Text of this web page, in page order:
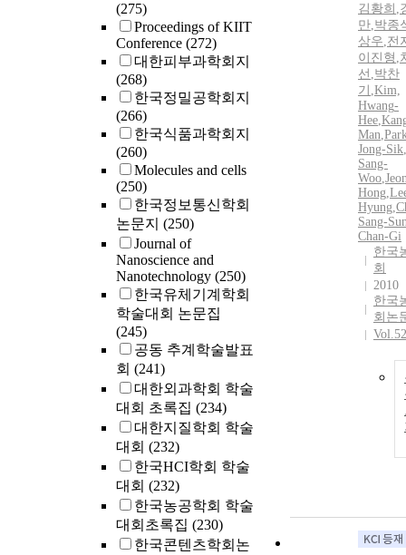
(275)
Proceedings of KIIT
Conference (272)
대한피부과학회지
(268)
한국정밀공학회지
(266)
한국식품과학회지
(260)
Molecules and cells
(250)
한국정보통신학회
논문지 (250)
Journal of
Nanoscience and
Nanotechnology (250)
한국유체기계학회
학술대회 논문집
(245)
공동 추계학술발표
회 (241)
대한외과학회 학술
대회 초록집 (234)
대한지질학회 학술
대회 (232)
한국HCI학회 학술
대회 (232)
한국농공학회 학술
대회초록집 (230)
한국콘텐츠학회논
김황희 ,
만,박종
상우,전
이진형 ,
선 ,박찬
기 ,Kim,
Hwang-
Hee,
Man,
Jong-Sik,
Sang-
Woo,
Hong,
Hyung,
Sang-
Chan-Gi
한국
회
2010
한국
회논